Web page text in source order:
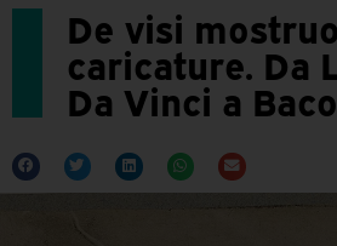
De visi
caricature. Da
Da Vinci a